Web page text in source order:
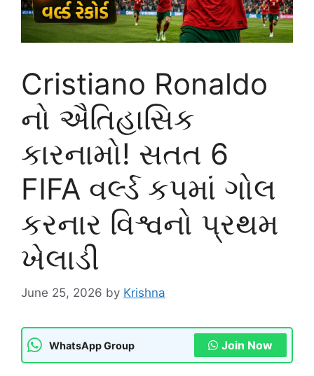
Cristiano Ronaldo
નો ઐતિહાસિક
કારનામો! સતત 6
FIFA વર્લ્ડ કપમાં ગોલ
કરનાર વિશ્વનો પ્રથમ
ખેલાડી
June 25, 2026 by Krishna
WhatsApp Group Join Now